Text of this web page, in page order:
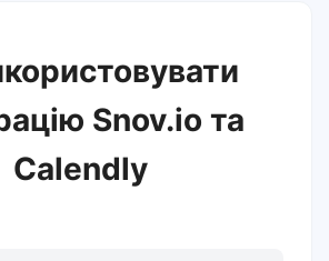
Snov.io та
Calendly